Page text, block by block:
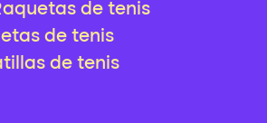
de tenis
de tenis
de tenis